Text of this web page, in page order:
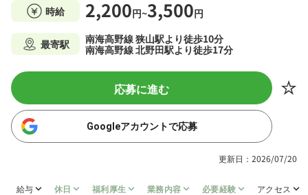
時給 2,200円~3,500円
最寄駅
南海高野線 狭山駅より徒歩10分
南海高野線 北野田駅より徒歩17分
応募に進む
Googleアカウントで応募
更新日：2026/07/20
給与 休日 福利厚生 業務内容 必要経験 アクセス